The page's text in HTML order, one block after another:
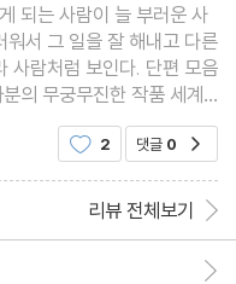
되는 사람이 늘 부러운 사
워서 그 일을 잘 해내고 다른
사람처럼 보인다. 단편 모음
의 무궁무진한 작품 세계
음에도 만족도가 높은 책이
로
2 댓글 0
리뷰 전체보기